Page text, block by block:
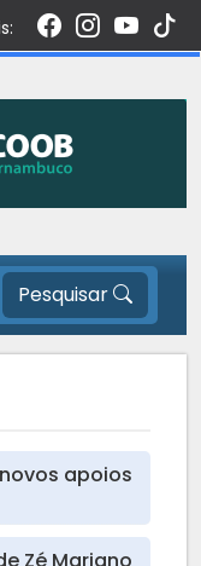
Pesquisar
apoios
Zé Mariano